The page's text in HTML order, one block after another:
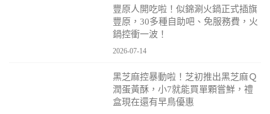
豐原人開吃啦！似錦涮火鍋正式插旗
豐原，30多種自助吧、免服務費，火
鍋控衝一波！
2026-07-14
黑芝麻控暴動啦！芝初推出黑芝麻Ｑ
潤蛋黃酥，小7就能買單顆嘗鮮，禮
盒現在還有早鳥優惠